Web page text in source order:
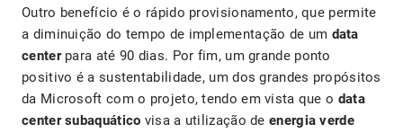
Outro benefício é o rápido provisionamento, que permite
a diminuição do tempo de implementação de um data
centerpara até 90 dias. Por fim, um grande ponto
positivo é a sustentabilidade, um dos grandes propósitos
da Microsoft com o projeto, tendo em vista que o data
center subaquático visa a utilização deenergia verde